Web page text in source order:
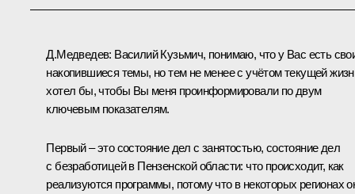
Д.Медведев: Василий Кузьмич, понимаю, что у Вас есть
накопившиеся темы, но тем не менее с учётом текущей
хотел бы, чтобы Вы меня проинформировали по двум
ключевым показателям.
Первый – это состояние дел с занятостью, состояние дел
с безработицей в Пензенской области: что происходит, как
реализуются программы, потому что в некоторых регионах